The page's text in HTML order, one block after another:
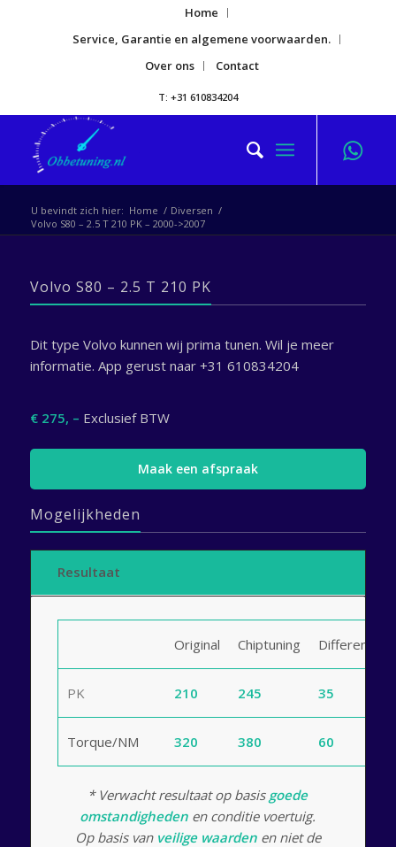
Home
Service, Garantie en algemene voorwaarden.
Over ons
Contact
T: +31 610834204
U bevindt zich hier: Home / Diversen /
Volvo S80 – 2.5 T 210 PK – 2000->2007
Volvo S80 – 2.5 T 210 PK
Dit type Volvo kunnen wij prima tunen. Wil je meer
informatie. App gerust naar +31 610834204
€ 275, – Exclusief BTW
Maak een afspraak
Mogelijkheden
Resultaat
Original Chiptuning Difference
PK 210 245 35
Torque/NM 320 380 60
* Verwacht resultaat op basis goede
omstandigheden en conditie voertuig.
Op basis van veilige waardenen niet de